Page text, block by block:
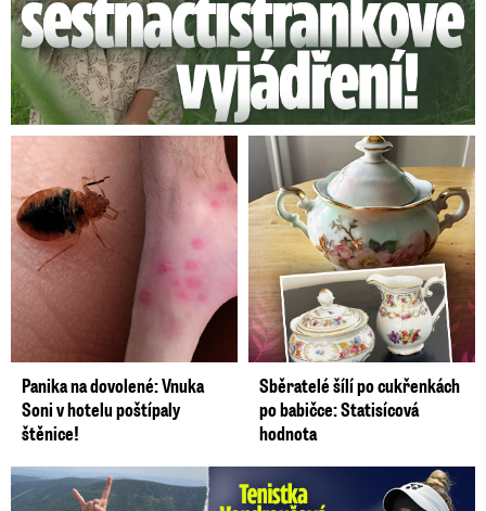
Panika na dovolené: Vnuka
Soni v hotelu poštípaly
štěnice!
Sběratelé šílí po cukřenkách
po babičce: Statisícová
hodnota
Vondroušová po šokujících odhaleních v kauze: Záhadný vzkaz!